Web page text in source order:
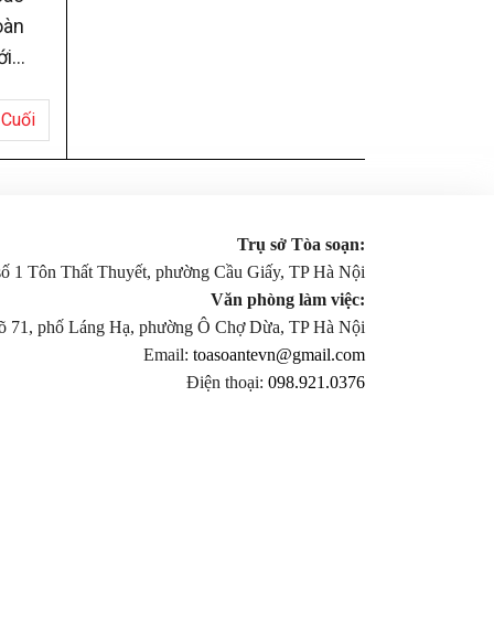
Cuối
Trụ sở Tòa soạn:
1 Tôn Thất Thuyết, phường Cầu Giấy, TP Hà Nội
Văn phòng làm việc:
71, phố Láng Hạ, phường Ô Chợ Dừa, TP Hà Nội
Email: toasoantevn@gmail.com
Điện thoại: 098.921.0376